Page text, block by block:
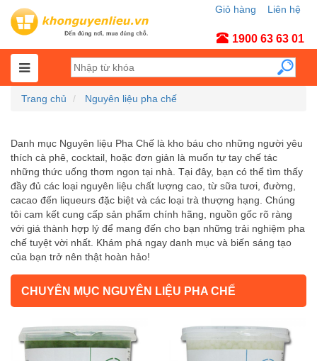
Liên hệ
Giỏ hàng
1900 63 63 01
Trang chủ Nguyên liệu pha chế
Danh mục Nguyên liệu Pha Chế là kho báu cho những người yêu
thích cà phê, cocktail, hoặc đơn giản là muốn tự tay chế tác
những thức uống thơm ngon tại nhà. Tại đây, bạn có thể tìm thấy
đầy đủ các loại nguyên liệu chất lượng cao, từ sữa tươi, đường,
cacao đến liqueurs đặc biệt và các loại trà thượng hạng. Chúng
tôi cam kết cung cấp sản phẩm chính hãng, nguồn gốc rõ ràng
với giá thành hợp lý để mang đến cho bạn những trải nghiệm pha
chế tuyệt vời nhất. Khám phá ngay danh mục và biến sáng tạo
của bạn trở nên thật hoàn hảo!
CHUYÊN MỤC NGUYÊN LIỆU PHA CHẾ